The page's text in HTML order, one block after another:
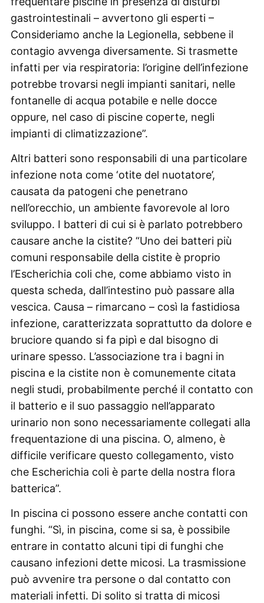
gastrointestinali – avvertono gli esperti –
Consideriamo anche la Legionella, sebbene il
contagio avvenga diversamente. Si trasmette
infatti per via respiratoria: l’origine dell’infezione
potrebbe trovarsi negli impianti sanitari, nelle
fontanelle di acqua potabile e nelle docce
oppure, nel caso di piscine coperte, negli
impianti di climatizzazione”.
Altri batteri sono responsabili di una particolare
infezione nota come ‘otite del nuotatore’,
causata da patogeni che penetrano
nell’orecchio, un ambiente favorevole al loro
sviluppo. I batteri di cui si è parlato potrebbero
causare anche la cistite? “Uno dei batteri più
comuni responsabile della cistite è proprio
l’Escherichia coli che, come abbiamo visto in
questa scheda, dall’intestino può passare alla
vescica. Causa – rimarcano – così la fastidiosa
infezione, caratterizzata soprattutto da dolore e
bruciore quando si fa pipì e dal bisogno di
urinare spesso. L’associazione tra i bagni in
piscina e la cistite non è comunemente citata
negli studi, probabilmente perché il contatto con
il batterio e il suo passaggio nell’apparato
urinario non sono necessariamente collegati alla
frequentazione di una piscina. O, almeno, è
difficile verificare questo collegamento, visto
che Escherichia coli è parte della nostra flora
batterica”.
In piscina ci possono essere anche contatti con
funghi. “Sì, in piscina, come si sa, è possibile
entrare in contatto alcuni tipi di funghi che
causano infezioni dette micosi. La trasmissione
può avvenire tra persone o dal contatto con
materiali infetti. Di solito si tratta di micosi